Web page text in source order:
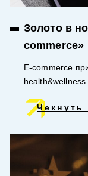
Золото в
commerce»
E-commerce
Чекнуть